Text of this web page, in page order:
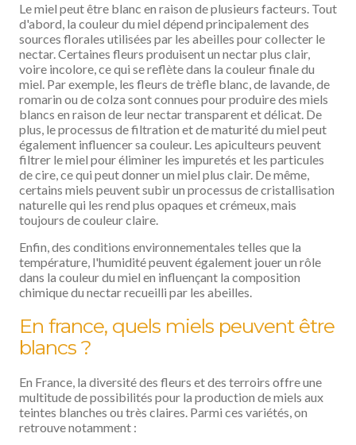
Le miel peut être blanc en raison de plusieurs facteurs. Tout
d'abord, la couleur du miel dépend principalement des
sources florales utilisées par les abeilles pour collecter le
nectar. Certaines fleurs produisent un nectar plus clair,
voire incolore, ce qui se reflète dans la couleur finale du
miel. Par exemple, les fleurs de trèfle blanc, de lavande, de
romarin ou de colza sont connues pour produire des miels
blancs en raison de leur nectar transparent et délicat. De
plus, le processus de filtration et de maturité du miel peut
également influencer sa couleur. Les apiculteurs peuvent
filtrer le miel pour éliminer les impuretés et les particules
de cire, ce qui peut donner un miel plus clair. De même,
certains miels peuvent subir un processus de cristallisation
naturelle qui les rend plus opaques et crémeux, mais
toujours de couleur claire.
Enfin, des conditions environnementales telles que la
température, l'humidité peuvent également jouer un rôle
dans la couleur du miel en influençant la composition
chimique du nectar recueilli par les abeilles.
En france, quels miels peuvent être
blancs ?
En France, la diversité des fleurs et des terroirs offre une
multitude de possibilités pour la production de miels aux
teintes blanches ou très claires. Parmi ces variétés, on
retrouve notamment :